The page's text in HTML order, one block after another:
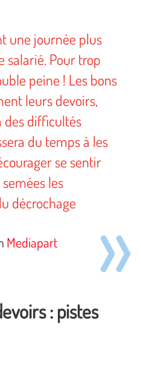
une journée plus
salarié. Pour trop
peine ! Les bons
leurs devoirs,
des difficultés
du temps à les
se sentir
les
décrochage
Mediapart
: pistes